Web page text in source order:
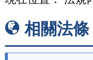
相關法條